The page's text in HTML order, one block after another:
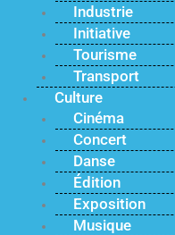
Industrie
Initiative
Tourisme
Transport
Culture
Cinéma
Concert
Danse
Édition
Exposition
Musique